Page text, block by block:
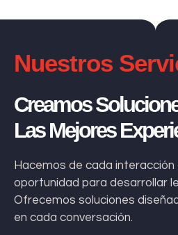
Nuestros
Creamos
Las Mejores
Hacemos de cada interacción
oportunidad para desarrollar
Ofrecemos soluciones
en cada conversación.